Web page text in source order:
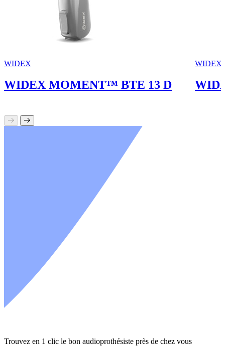
WIDEX
WIDEX MOMENT™ BTE 13 D
WIDEX
Trouvez en 1 clic le bon audioprothésiste près de chez vous